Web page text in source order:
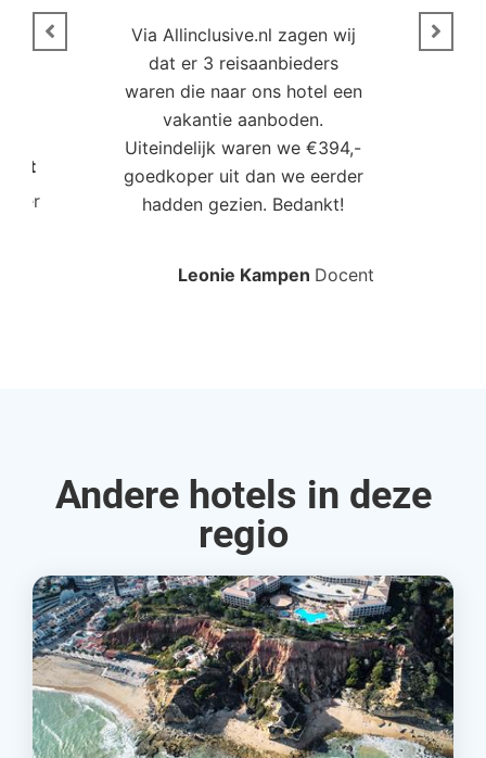
Via Allinclusive.nl zagen wij
dat er 3 reisaanbieders
waren die naar ons hotel een
vakantie aanboden.
Uiteindelijk waren we €394,-
goedkoper uit dan we eerder
hadden gezien. Bedankt!
Leonie Kampen Docent
Andere hotels in deze
regio